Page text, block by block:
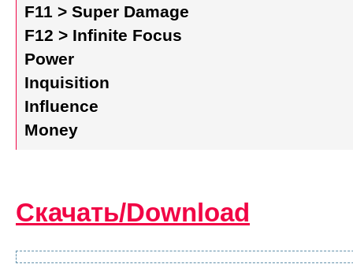
F11 > Super Damage
F12 > Infinite Focus
Power
Inquisition
Influence
Money
Скачать/Download